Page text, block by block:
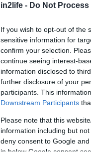
in2life - Do Not
If you wish to opt-out of the
sensitive information for
confirm your selection.
continue seeing interest-
information disclosed to
further disclosure of your
participants. This
Downstream Participants
Please note that this
information including but
deny consent to Google
in below Google consent